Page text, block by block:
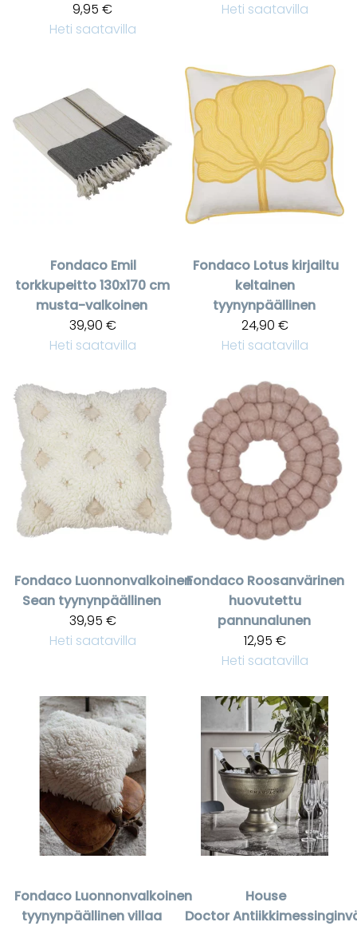
9,95 €
Heti saatavilla
Heti saatavilla
Fondaco Emil
torkkupeitto 130x170 cm
musta-valkoinen
39,90 €
Heti saatavilla
Fondaco Lotus kirjailtu
keltainen
tyynynpäällinen
24,90 €
Heti saatavilla
Fondaco Luonnonvalkoinen
Sean tyynynpäällinen
39,95 €
Heti saatavilla
Fondaco Roosanvärinen
huovutettu
pannunalunen
12,95 €
Heti saatavilla
Fondaco Luonnonvalkoinen
tyynynpäällinen villaa
House
Doctor